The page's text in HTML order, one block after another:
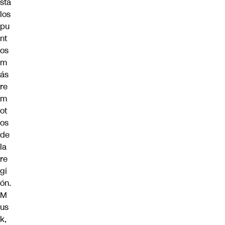
los
pu
nt
os
m
ás
re
m
ot
os
de
la
re
gi
ón.
M
us
k,